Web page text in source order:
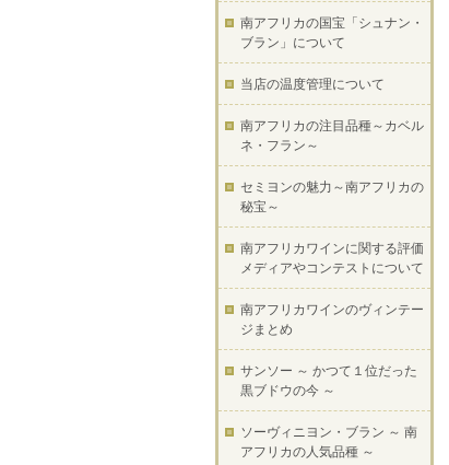
南アフリカの国宝「シュナン・
ブラン」について
当店の温度管理について
南アフリカの注目品種～カベル
ネ・フラン～
セミヨンの魅力～南アフリカの
秘宝～
南アフリカワインに関する評価
メディアやコンテストについて
南アフリカワインのヴィンテー
ジまとめ
サンソー ～ かつて１位だった
黒ブドウの今 ～
ソーヴィニヨン・ブラン ～ 南
アフリカの人気品種 ～